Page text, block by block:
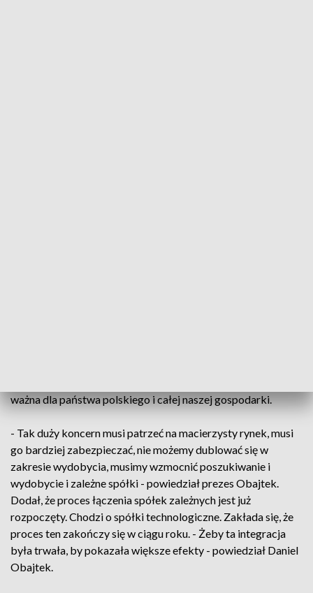
ważna dla państwa polskiego i całej naszej gospodarki.
- Tak duży koncern musi patrzeć na macierzysty rynek, musi
go bardziej zabezpieczać, nie możemy dublować się w
zakresie wydobycia, musimy wzmocnić poszukiwanie i
wydobycie i zależne spółki - powiedział prezes Obajtek.
Dodał, że proces łączenia spółek zależnych jest już
rozpoczęty. Chodzi o spółki technologiczne. Zakłada się, że
proces ten zakończy się w ciągu roku. - Żeby ta integracja
była trwała, by pokazała większe efekty - powiedział Daniel
Obajtek.